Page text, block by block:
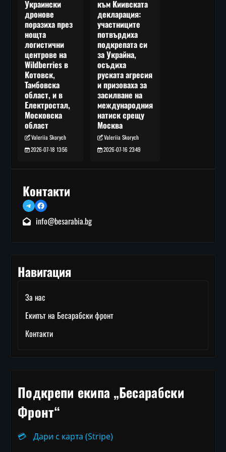
Украински
дронове
поразиха през
нощта
логистични
центрове на
Wildberries в
Котовск,
Тамбовска
област, и в
Електростал,
Московска
област
Valeriia Skorych
2026-07-18 13:56
към Киивската
декларация:
участниците
потвърдиха
подкрепата си
за Украйна,
осъдиха
руската агресия
и призоваха за
засилване на
международния
натиск срещу
Москва
Valeriia Skorych
2026-07-16 23:49
Контакти
TelegramFacebook
info@besarabia.bg
Навигация
За нас
Екипът на Бесарабски фронт
Контакти
Подкрепи екипа „Бесарабски
Фронт“
💳 Дари с карта (Stripe)